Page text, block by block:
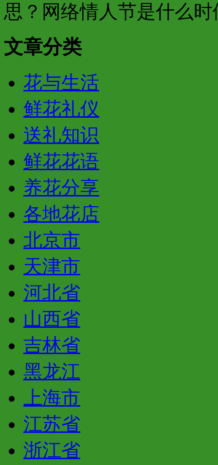
思？网络情人节是什么时
文章分类
花与生活
鲜花礼仪
送礼知识
鲜花花语
养花分享
各地花店
北京市
天津市
河北省
山西省
吉林省
黑龙江
上海市
江苏省
浙江省